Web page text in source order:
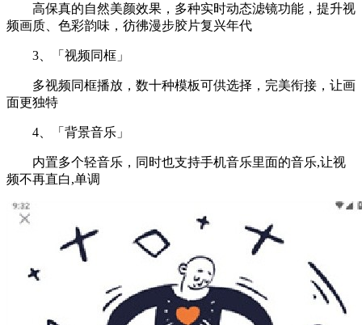
高保真的自然美颜效果，多种实时动态滤镜功能，提升视
频画质、色彩韵味，彷彿漫步胶片复兴年代
3、「视频同框」
多视频同框播放，数十种模板可供选择，完美衔接，让画
面更独特
4、「背景音乐」
内置多个轻音乐，同时也支持手机音乐里面的音乐,让视
频不再直白,单调